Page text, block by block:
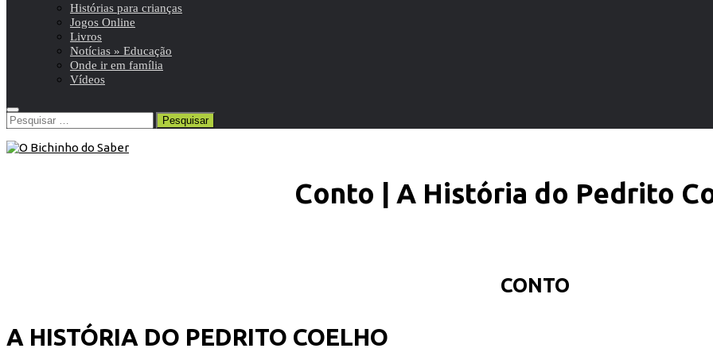
Histórias para crianças
Jogos Online
Livros
Notícias » Educação
Onde ir em família
Vídeos
Pesquisar
por:
Conto | A História do Pedrito
CONTO
A HISTÓRIA DO PEDRITO COELHO